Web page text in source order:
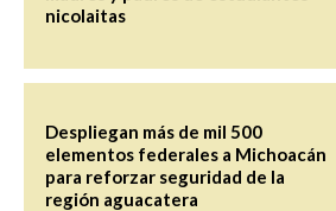
nicolaitas
Despliegan más de mil 500
elementos federales a Michoacán
para reforzar seguridad de la
región aguacatera